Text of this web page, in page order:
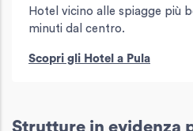
Hotel vicino alle spiagge più
minuti dal centro.
Scopri gli Hotel a Pula
Strutture in evidenza